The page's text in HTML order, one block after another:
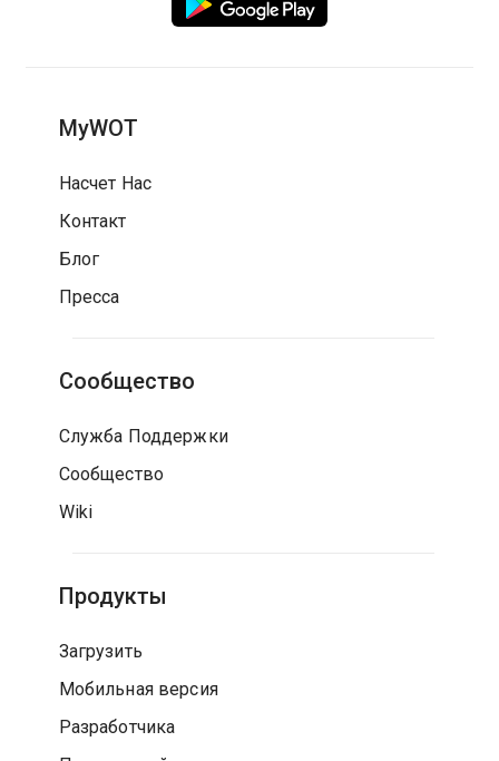
MyWOT
Насчет Нас
Контакт
Блог
Пресса
Сообщество
Служба Поддержки
Сообщество
Wiki
Продукты
Загрузить
Мобильная версия
Разработчика